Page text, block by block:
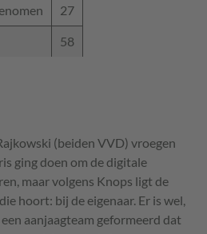
27
58
(beiden VVD) vroegen
ging doen om de digitale
maar volgens Knops ligt de
hoort: bij de eigenaar. Er is wel,
aanjaagteam geformeerd dat